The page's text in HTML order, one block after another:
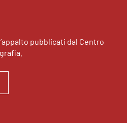
pubblicati dal Centro